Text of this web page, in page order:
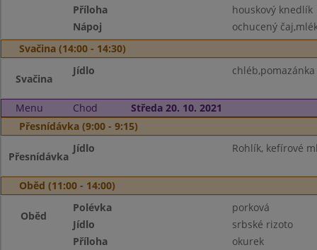
Příloha
houskový knedlík
Nápoj
ochucený
Svačina (14:00 - 14:30)
Svačina
Jídlo
Menu Chod
Středa 20. 10. 2021
Přesnídávka (9:00 - 9:15)
Přesnídávka
Jídlo Rohlík, kefírové
Oběd (11:00 - 14:00)
Oběd
Polévka
porková
Jídlo
srbské rizoto
Příloha
okurek